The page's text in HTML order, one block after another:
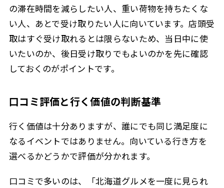
の滞在時間を減らしたい人、重い荷物を持ちたくな
い人、あとで受け取りたい人に向いています。店頭受
取はすぐ受け取れるとは限らないため、当日中に使
いたいのか、後日受け取りでもよいのかを先に確認
しておくのがポイントです。
口コミ評価と行く価値の判断基準
行く価値は十分ありますが、誰にでも同じ満足度に
なるイベントではありません。向いている行き方を
選べるかどうかで評価が分かれます。
口コミで多いのは、「北海道グルメを一度に見られ